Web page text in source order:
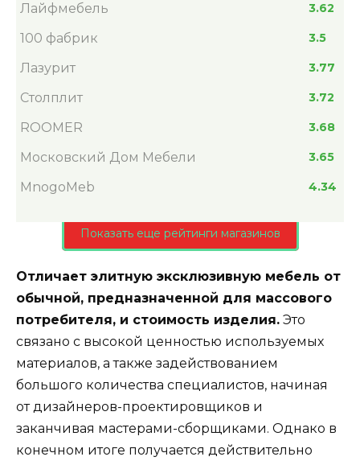
Лайфмебель 3.62
100 фабрик 3.5
Лазурит 3.77
Столплит 3.72
ROOMER 3.68
Московский Дом Мебели 3.65
MnogoMeb 4.34
Показать еще рейтинги магазинов
Отличает элитную эксклюзивную мебель от
обычной, предназначенной для массового
потребителя, и стоимость изделия. Это
связано с высокой ценностью используемых
материалов, а также задействованием
большого количества специалистов, начиная
от дизайнеров-проектировщиков и
заканчивая мастерами-сборщиками. Однако в
конечном итоге получается действительно